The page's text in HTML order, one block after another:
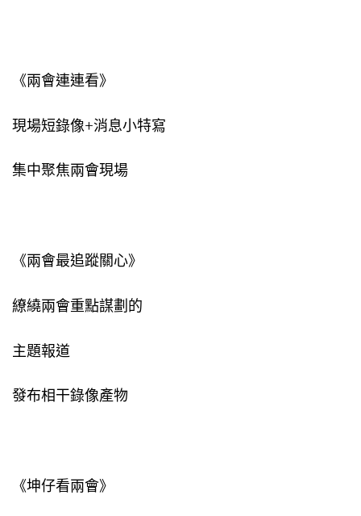
《兩會連連看》
現場短錄像+消息小特寫
集中聚焦兩會現場
《兩會最追蹤關心》
繚繞兩會重點謀劃的
主題報道
發布相干錄像產物
《坤仔看兩會》